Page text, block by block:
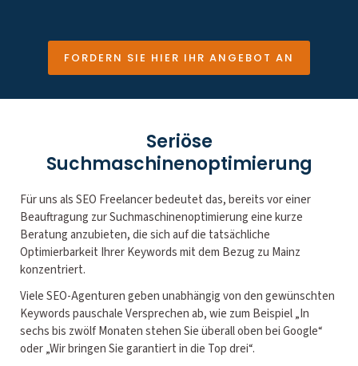
FORDERN SIE HIER IHR ANGEBOT AN
Seriöse
Suchmaschinenoptimierung
Für uns als SEO Freelancer bedeutet das, bereits vor einer
Beauftragung zur Suchmaschinenoptimierung eine kurze
Beratung anzubieten, die sich auf die tatsächliche
Optimierbarkeit Ihrer Keywords mit dem Bezug zu Mainz
konzentriert.
Viele SEO-Agenturen geben unabhängig von den gewünschten
Keywords pauschale Versprechen ab, wie zum Beispiel „In
sechs bis zwölf Monaten stehen Sie überall oben bei Google“
oder „Wir bringen Sie garantiert in die Top drei“.